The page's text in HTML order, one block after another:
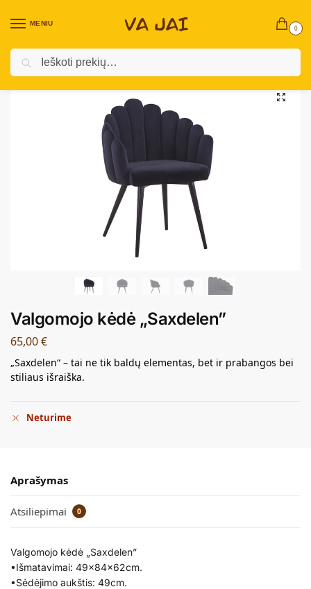
MENIU
0
Pradžia / Vidaus baldai /
Valgomojo kėdė „Saxdelen”
65,00€
„Saxdelen“ – tai ne tik baldų elementas, bet ir prabangos bei
stiliaus išraiška.
Neturime
Aprašymas
Atsiliepimai 0
Valgomojo kėdė „Saxdelen”
•Išmatavimai: 49x84x62cm.
•Sėdėjimo aukštis: 49cm.